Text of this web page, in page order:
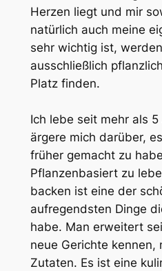
Herzen liegt und mir
natürlich auch meine
sehr wichtig ist,
ausschließlich
Platz finden.
Ich lebe seit mehr als
ärgere mich darüber,
früher gemacht zu
Pflanzenbasiert zu
backen ist eine der
aufregendsten Dinge
habe. Man erweitert
neue Gerichte kennen,
Zutaten. Es ist eine